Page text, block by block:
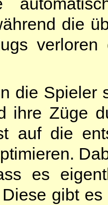
die
die Spieler
ihre Züge
auf die
es
gibt es